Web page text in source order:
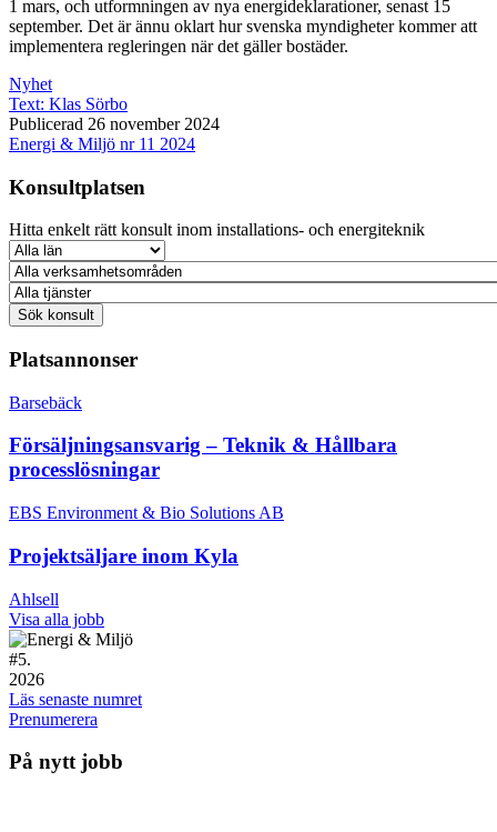
1 mars, och utformningen av nya energideklarationer, senast 15
september. Det är ännu oklart hur svenska myndigheter kommer att
implementera regleringen när det gäller bostäder.
Nyhet
Text: Klas Sörbo
Publicerad 26 november 2024
Energi & Miljö nr 11 2024
Konsultplatsen
Hitta enkelt rätt konsult inom installations- och energiteknik
Platsannonser
Barsebäck
Försäljningsansvarig – Teknik & Hållbara
processlösningar
EBS Environment & Bio Solutions AB
Projektsäljare inom Kyla
Ahlsell
Visa alla jobb
#5.
2026
Läs senaste numret
Prenumerera
På nytt jobb